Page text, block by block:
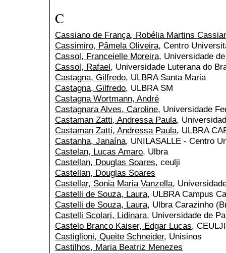
C
Cassiano de França, Robélia Martins
Cassimiro, Pâmela Oliveira, Centro
Cassol, Franceielle Moreira, Universidade
Cassol, Rafael, Universidade Luterana do
Castagna, Gilfredo, ULBRA Santa Maria
Castagna, Gilfredo, ULBRA SM
Castagna Wortmann, André
Castagnara Alves, Caroline, Universidade
Castaman Zatti, Andressa Paula,
Castaman Zatti, Andressa Paula, ULBRA
Castanha, Janaína, UNILASALLE - Centro
Castelan, Lucas Amaro, Ulbra
Castellan, Douglas Soares, ceulji
Castellan, Douglas Soares
Castellar, Sonia Maria Vanzella,
Castelli de Souza, Laura, ULBRA Campus
Castelli de Souza, Laura, Ulbra Carazinho
Castelli Scolari, Lidinara, Universidade de
Castelo Branco Kaiser, Edgar Lucas,
Castiglioni, Queite Schneider, Unisinos
Castilhos, Maria Beatriz Menezes